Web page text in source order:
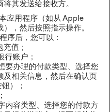
其发送给接收方。
应用程序（如从 Apple
），然后按照指示操作。
序后，您可以：
值；
行账户；
要办理的付款类型、选择您
相关信息，然后在确认页
）；
内容类型、选择您的付款方